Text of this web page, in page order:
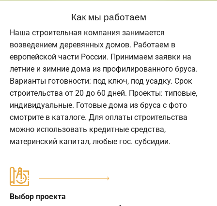
Как мы работаем
Наша строительная компания занимается
возведением деревянных домов. Работаем в
европейской части России. Принимаем заявки на
летние и зимние дома из профилированного бруса.
Варианты готовности: под ключ, под усадку. Срок
строительства от 20 до 60 дней. Проекты: типовые,
индивидуальные. Готовые дома из бруса с фото
смотрите в каталоге. Для оплаты строительства
можно использовать кредитные средства,
материнский капитал, любые гос. субсидии.
Выбор проекта